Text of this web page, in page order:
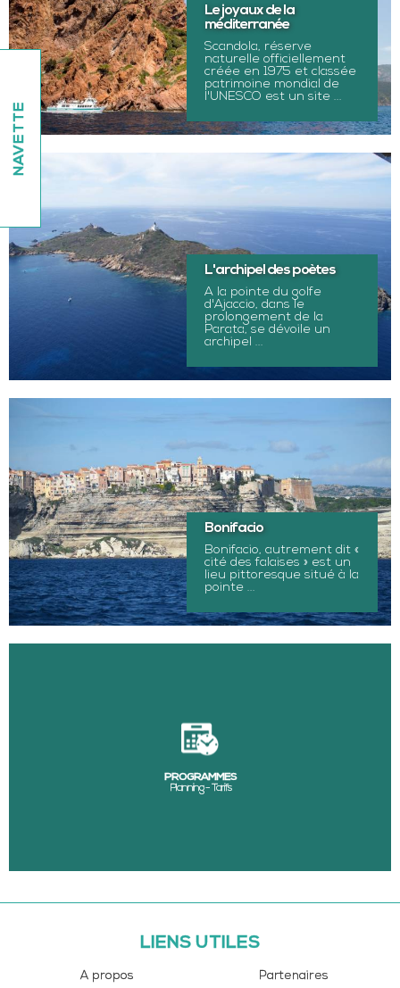
NAVETTE
Le joyaux de la
méditerranée
Scandola, réserve
naturelle officiellement
créée en 1975 et classée
patrimoine mondial de
l'UNESCO est un site ...
L'archipel des poètes
A la pointe du golfe
d'Ajaccio, dans le
prolongement de la
Parata, se dévoile un
archipel ...
Bonifacio
Bonifacio, autrement dit «
cité des falaises » est un
lieu pittoresque situé à la
pointe ...
PROGRAMMES
Planning - Tarifs
LIENS UTILES
A propos Partenaires